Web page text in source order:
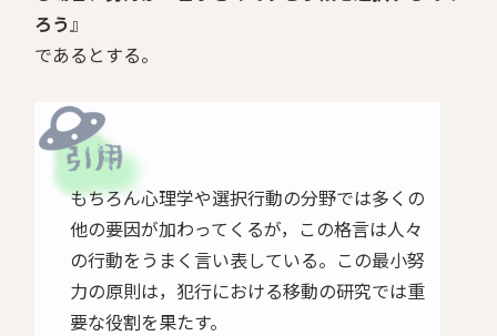
ろう』
であるとする。
もちろん心理学や選択行動の分野では多くの
他の要因が加わってくるが，この格言は人々
の行動をうまく言い表している。この最小努
力の原則は，犯行における移動の研究では重
要な役割を果たす。